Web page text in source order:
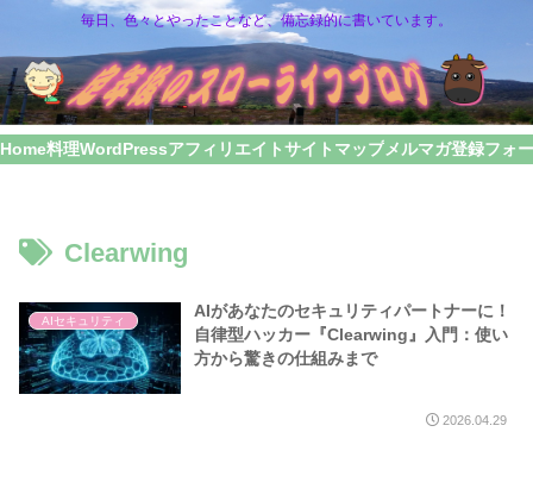
毎日、色々とやったことなど、備忘録的に書いています。
Home料理WordPressアフィリエイトサイトマップメルマガ登録フォ
Clearwing
AIセキュリティ
AIがあなたのセキュリティパートナーに！
自律型ハッカー『Clearwing』入門：使い
方から驚きの仕組みまで
2026.04.29